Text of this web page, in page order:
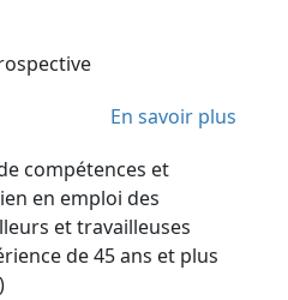
En savoir plus
compétences et
en emploi des
et travailleuses
de 45 ans et plus